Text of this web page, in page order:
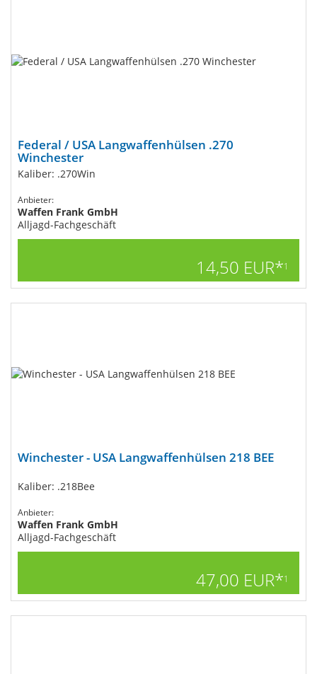
Federal / USA Langwaffenhülsen .270
Winchester
Kaliber: .270Win
Anbieter:
Waffen Frank GmbH
Alljagd-Fachgeschäft
14,50 EUR*1
Winchester - USA Langwaffenhülsen 218 BEE
Kaliber: .218Bee
Anbieter:
Waffen Frank GmbH
Alljagd-Fachgeschäft
47,00 EUR*1